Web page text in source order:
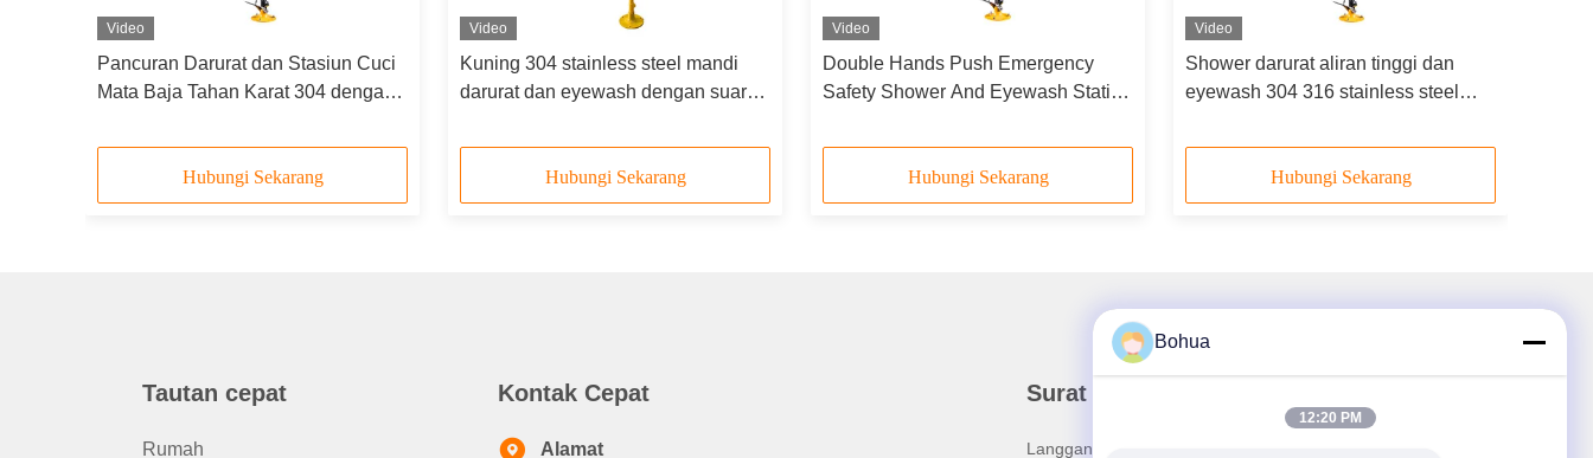
Video
Pancuran Darurat dan Stasiun Cuci
Mata Baja Tahan Karat 304 dengan
Mangkuk Baja Tahan Karat
Hubungi Sekarang
Video
Kuning 304 stainless steel mandi
darurat dan eyewash dengan suara
Hubungi Sekarang
Video
Double Hands Push Emergency
Safety Shower And Eyewash Station
Hubungi Sekarang
Video
Shower darurat aliran tinggi dan
eyewash 304 316 stainless steel
Hubungi Sekarang
Tautan cepat
Rumah
Kontak Cepat
Alamat
Surat Kabar Kami
Langganan buletin kami untuk diskon dan banyak lagi.
Bohua
12:20 PM